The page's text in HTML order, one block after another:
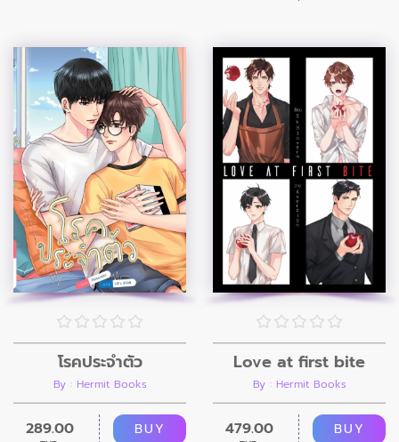
โรคประจำตัว
By : Hermit Books
289.00 BUY
Love at first bite
By : Hermit Books
479.00 BUY